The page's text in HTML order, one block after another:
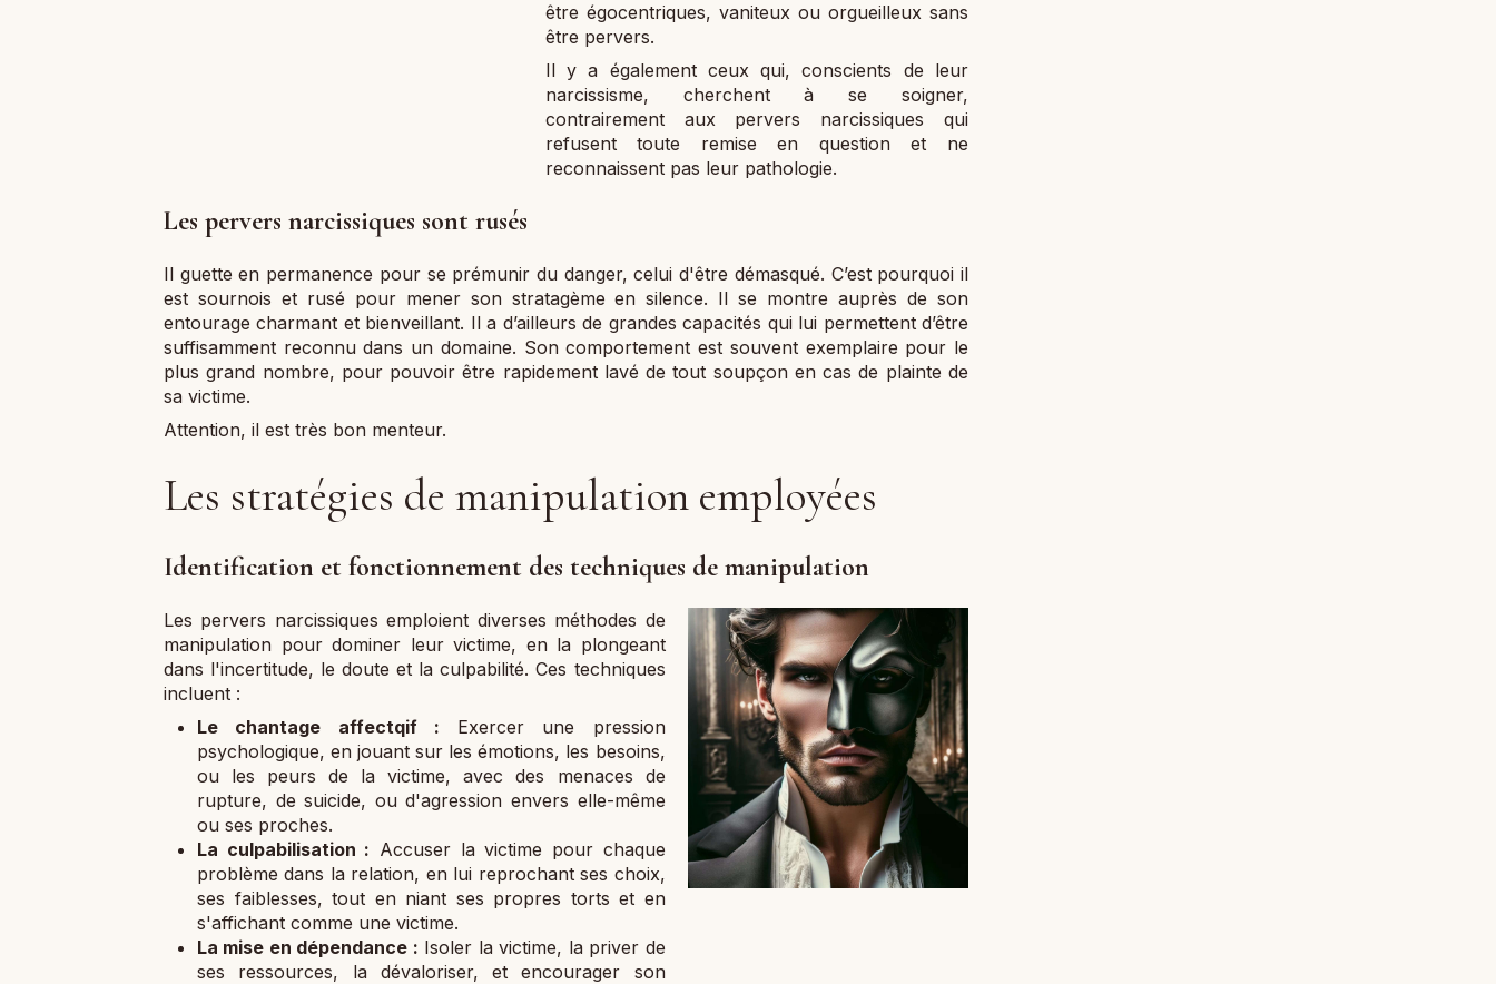
être égocentriques, vaniteux ou orgueilleux sans
être pervers.
Il y a également ceux qui, conscients de leur
narcissisme, cherchent à se soigner,
contrairement aux pervers narcissiques qui
refusent toute remise en question et ne
reconnaissent pas leur pathologie.
Les pervers narcissiques sont rusés
Il guette en permanence pour se prémunir du danger, celui d'être démasqué. C’est pourquoi il
est sournois et rusé pour mener son stratagème en silence. Il se montre auprès de son
entourage charmant et bienveillant. Il a d’ailleurs de grandes capacités qui lui permettent d’être
suffisamment reconnu dans un domaine. Son comportement est souvent exemplaire pour le
plus grand nombre, pour pouvoir être rapidement lavé de tout soupçon en cas de plainte de
sa victime.
Attention, il est très bon menteur.
Les stratégies de manipulation employées
Identification et fonctionnement des techniques de manipulation
Les pervers narcissiques emploient diverses méthodes de
manipulation pour dominer leur victime, en la plongeant
dans l'incertitude, le doute et la culpabilité. Ces techniques
incluent :
Le chantage affectqif : Exercer une pression
psychologique, en jouant sur les émotions, les besoins,
ou les peurs de la victime, avec des menaces de
rupture, de suicide, ou d'agression envers elle-même
ou ses proches.
La culpabilisation : Accuser la victime pour chaque
problème dans la relation, en lui reprochant ses choix,
ses faiblesses, tout en niant ses propres torts et en
s'affichant comme une victime.
La mise en dépendance : Isoler la victime, la priver de
ses ressources, la dévaloriser, et encourager son